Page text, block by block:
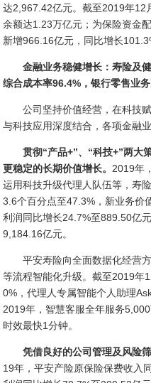
达2,967.42亿元。截至2019年12
余额达1.23万亿元；为保险资金
新增966.16亿元，同比增长
金融业务稳健增长：寿险及
综合成本率96.4%，银行零售业
公司坚持价值经营，在科技
与科技应用深度结合，各项金融
贯彻“产品+”、“科技+”两大
更稳定的长期价值增长。 2019年
运用科技升级代理人队伍等，寿
3.6个百分点至47.3%，新业务价
利润同比增长24.7%至889.50亿
9,184.16亿元。
平安寿险向全面数据化经营
等流程智能化升级。截至2019年
0%，代理人专属智能个人助理
2019年，智慧客服全年服务
时效最快1分钟。
凭借良好的公司管理及风险
19年，平安产险原保险保费收入